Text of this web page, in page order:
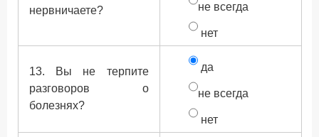
нервничаете?
не всегда
нет
13. Вы не терпите
разговоров о
болезнях?
да
не всегда
нет